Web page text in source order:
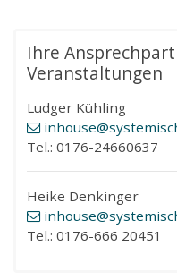
Ihre
Veranstaltungen
Ludger Kühling
inhouse
Tel.: 0176-24660637
Heike Denkinger
inhouse
Tel.: 0176-666 20451